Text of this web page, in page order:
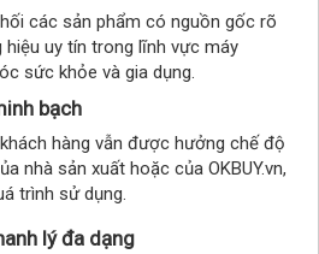
các sản phẩm có nguồn gốc rõ
uy tín trong lĩnh vực máy
sức khỏe và gia dụng.
bạch
hàng vẫn được hưởng chế độ
nhà sản xuất hoặc của OKBUY.vn,
trình sử dụng.
lý đa dạng